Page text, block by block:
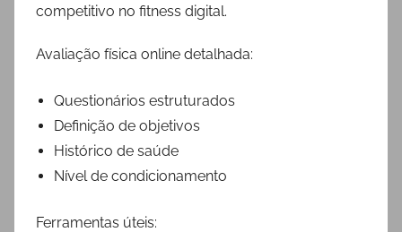
competitivo no fitness digital.
Avaliação física online detalhada:
Questionários estruturados
Definição de objetivos
Histórico de saúde
Nível de condicionamento
Ferramentas úteis: